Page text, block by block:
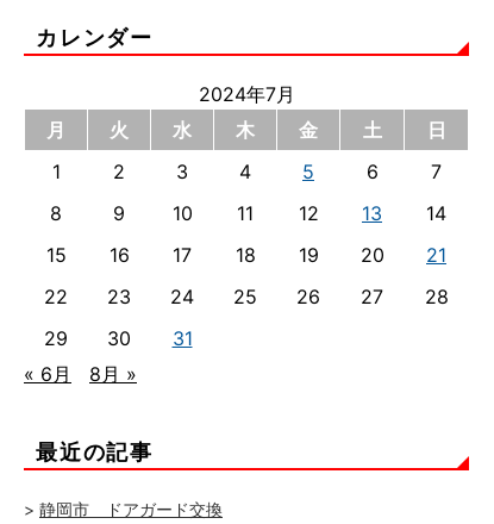
カレンダー
2024年7月
月
火 水 木 金 土
日
1
2 3 4 5 6
7
8
9 10 11 12 13
14
15
16 17 18 19 20
21
22
23 24 25 26 27
28
29
30
31
« 6月
8月 »
最近の記事
静岡市 ドアガード交換